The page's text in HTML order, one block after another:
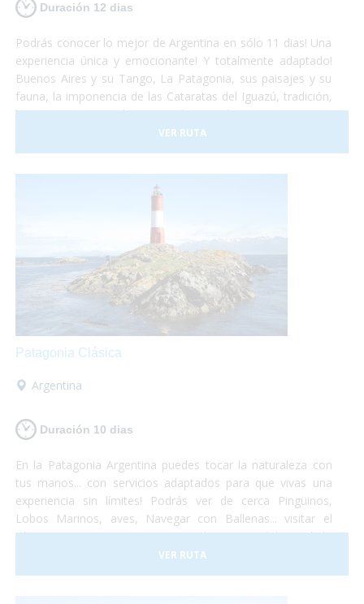
Duración 12 dias
Podrás conocer lo mejor de Argentina en sólo 11 dias! Una
experiencia única y emocionante! Y totalmente adaptado!
Buenos Aires y su Tango, La Patagonia, sus paisajes y su
fauna, la imponencia de las Cataratas del Iguazú, tradición,
historia, gastronomía y naturaleza, todo se conjuga para
hacer de este viaje una vivencia inolvidable! Anímate a
sumergirte en este maravilloso país. Nosotros te llevamos!
VER RUTA
Patagonia Clásica
Argentina
Duración 10 dias
En la Patagonia Argentina puedes tocar la naturaleza con
tus manos... con servicios adaptados para que vivas una
experiencia sin límites! Podrás ver de cerca Pingüinos,
Lobos Marinos, aves, Navegar con Ballenas... visitar el
Glaciar Perito Moreno o navegar las aguas del Canal de
Beagle... un viaje que no te dejará indiferente... el Turismo
Accesible es posible!
VER RUTA